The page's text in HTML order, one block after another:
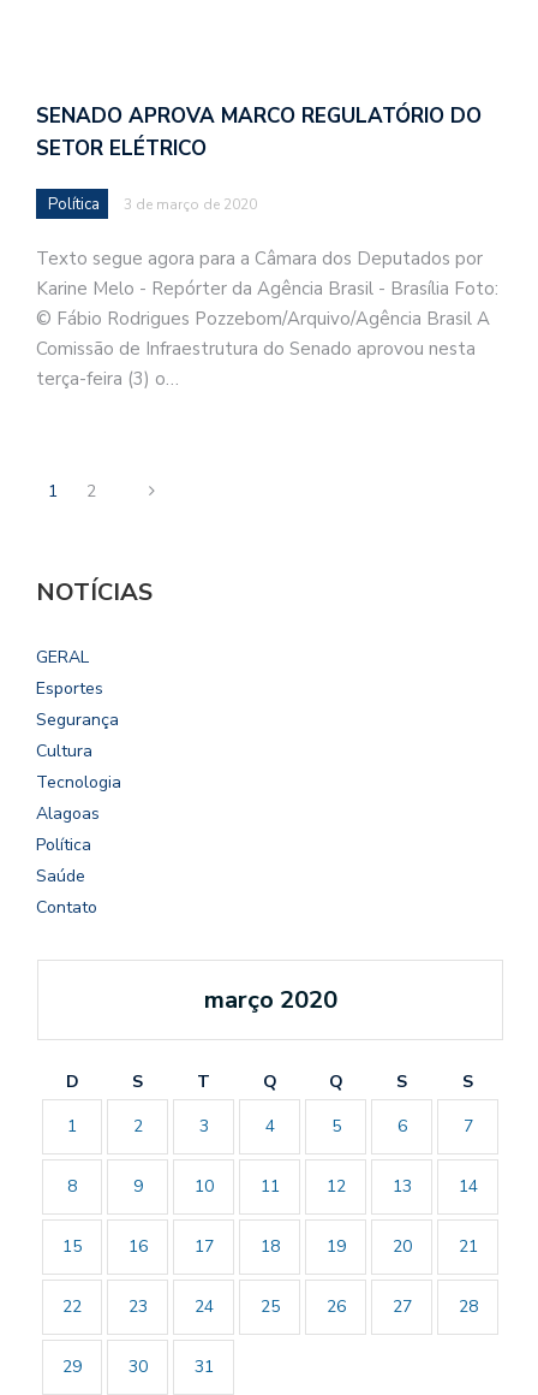
SENADO APROVA MARCO REGULATÓRIO DO
SETOR ELÉTRICO
Política 3 de março de 2020
Texto segue agora para a Câmara dos Deputados por
Karine Melo - Repórter da Agência Brasil - Brasília Foto:
© Fábio Rodrigues Pozzebom/Arquivo/Agência Brasil A
Comissão de Infraestrutura do Senado aprovou nesta
terça-feira (3) o…
1 2
NOTÍCIAS
GERAL
Esportes
Segurança
Cultura
Tecnologia
Alagoas
Política
Saúde
Contato
março 2020
D S T Q Q S
S
1
2 3 4 5 6 7
8 9 10 11 12 13 14
15 16 17 18 19 20 21
22 23 24 25 26 27 28
29 30 31